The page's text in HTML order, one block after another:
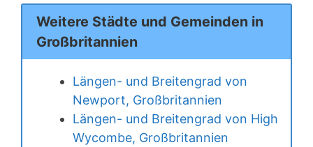
Weitere Städte und Gemeinden in
Großbritannien
Längen- und Breitengrad von
Newport, Großbritannien
Längen- und Breitengrad von High
Wycombe, Großbritannien